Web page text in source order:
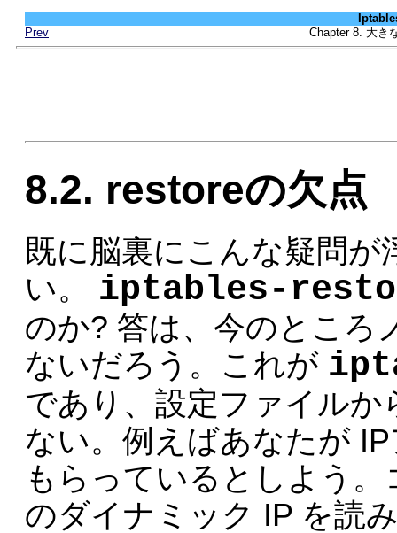
Prev
Chapter 8. 大き
8.2. restoreの欠点
既に脳裏にこんな疑問
い。 iptables-
のか? 答は、今のところ
ないだろう。これが
であり、設定ファイル
ない。例えばあなたが
もらっているとしよう
のダイナミック IP を読